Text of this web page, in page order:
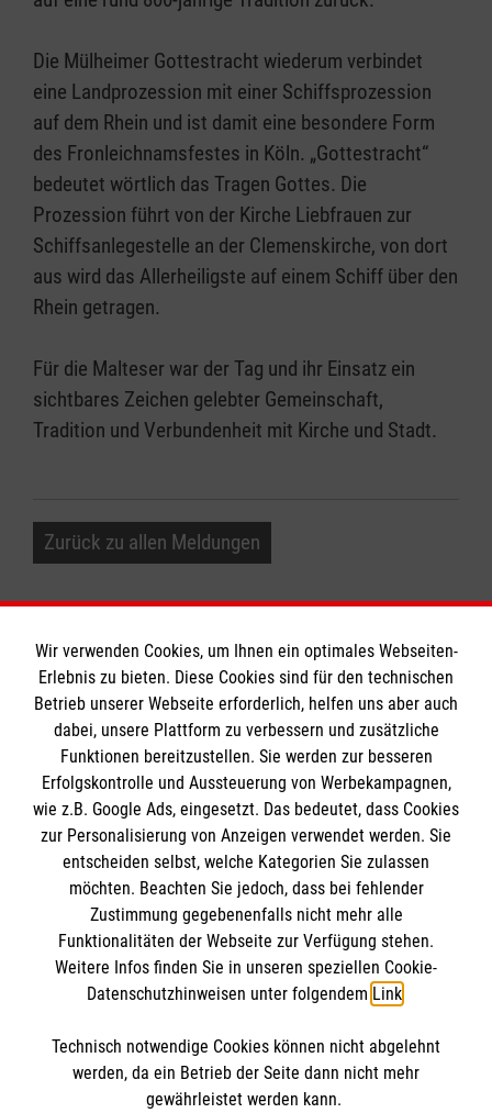
Die Mülheimer Gottestracht wiederum verbindet
eine Landprozession mit einer Schiffsprozession
auf dem Rhein und ist damit eine besondere Form
des Fronleichnamsfestes in Köln. „Gottestracht“
bedeutet wörtlich das Tragen Gottes. Die
Prozession führt von der Kirche Liebfrauen zur
Schiffsanlegestelle an der Clemenskirche, von dort
aus wird das Allerheiligste auf einem Schiff über den
Rhein getragen.
Für die Malteser war der Tag und ihr Einsatz ein
sichtbares Zeichen gelebter Gemeinschaft,
Tradition und Verbundenheit mit Kirche und Stadt.
Zurück zu allen Meldungen
Informationen
Impressum
Datenschutz
Barrierefreiheit
Kontakt
Ansprechpersonen
Die Malteser
Malteser in Deutschland
Malteserorden
Sharepoint
Spendenkonto
Bank: Pax-Bank für Kirche und Caritas eG
IBAN: DE18 3706 0120 1201 2102 47
So finden Sie uns
Wir verwenden Cookies, um Ihnen ein optimales Webseiten-
Erlebnis zu bieten. Diese Cookies sind für den technischen
Betrieb unserer Webseite erforderlich, helfen uns aber auch
dabei, unsere Plattform zu verbessern und zusätzliche
Funktionen bereitzustellen. Sie werden zur besseren
Erfolgskontrolle und Aussteuerung von Werbekampagnen,
wie z.B. Google Ads, eingesetzt. Das bedeutet, dass Cookies
zur Personalisierung von Anzeigen verwendet werden. Sie
entscheiden selbst, welche Kategorien Sie zulassen
möchten. Beachten Sie jedoch, dass bei fehlender
Zustimmung gegebenenfalls nicht mehr alle
Funktionalitäten der Webseite zur Verfügung stehen.
Weitere Infos finden Sie in unseren speziellen Cookie-
Datenschutzhinweisen unter folgendem Link.
Technisch notwendige Cookies können nicht abgelehnt
werden, da ein Betrieb der Seite dann nicht mehr
gewährleistet werden kann.